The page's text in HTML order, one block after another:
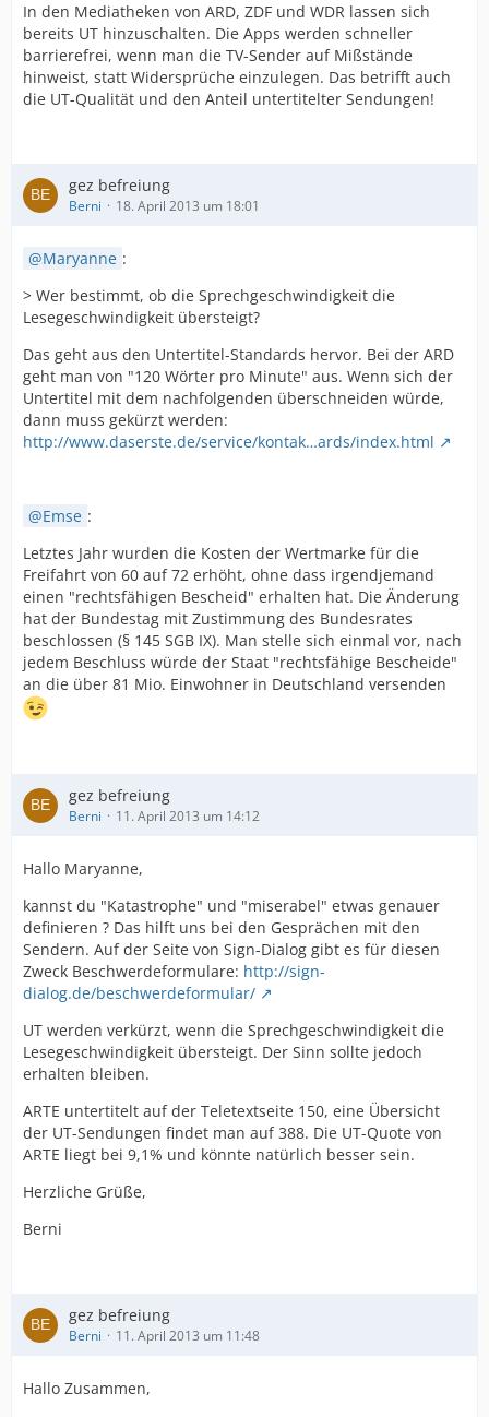
In den Mediatheken von ARD, ZDF und WDR lassen sich
bereits UT hinzuschalten. Die Apps werden schneller
barrierefrei, wenn man die TV-Sender auf Mißstände
hinweist, statt Widersprüche einzulegen. Das betrifft auch
die UT-Qualität und den Anteil untertitelter Sendungen!
gez befreiung
Berni 18. April 2013 um 18:01
Maryanne :
> Wer bestimmt, ob die Sprechgeschwindigkeit die
Lesegeschwindigkeit übersteigt?
Das geht aus den Untertitel-Standards hervor. Bei der ARD
geht man von "120 Wörter pro Minute" aus. Wenn sich der
Untertitel mit dem nachfolgenden überschneiden würde,
dann muss gekürzt werden:
http://www.daserste.de/service/kontak…ards/index.html
Emse :
Letztes Jahr wurden die Kosten der Wertmarke für die
Freifahrt von 60 auf 72 erhöht, ohne dass irgendjemand
einen "rechtsfähigen Bescheid" erhalten hat. Die Änderung
hat der Bundestag mit Zustimmung des Bundesrates
beschlossen (§ 145 SGB IX). Man stelle sich einmal vor, nach
jedem Beschluss würde der Staat "rechtsfähige Bescheide"
an die über 81 Mio. Einwohner in Deutschland versenden
gez befreiung
Berni 11. April 2013 um 14:12
Hallo Maryanne,
kannst du "Katastrophe" und "miserabel" etwas genauer
definieren ? Das hilft uns bei den Gesprächen mit den
Sendern. Auf der Seite von Sign-Dialog gibt es für diesen
Zweck Beschwerdeformulare: http://sign-
dialog.de/beschwerdeformular/
UT werden verkürzt, wenn die Sprechgeschwindigkeit die
Lesegeschwindigkeit übersteigt. Der Sinn sollte jedoch
erhalten bleiben.
ARTE untertitelt auf der Teletextseite 150, eine Übersicht
der UT-Sendungen findet man auf 388. Die UT-Quote von
ARTE liegt bei 9,1% und könnte natürlich besser sein.
Herzliche Grüße,
Berni
gez befreiung
Berni 11. April 2013 um 11:48
Hallo Zusammen,